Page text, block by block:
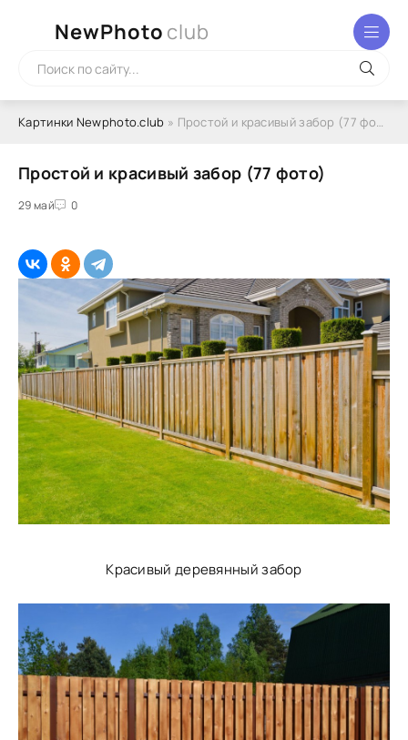
NewPhoto club
Картинки Newphoto.club » Простой и красивый забор (77 фото)
Простой и красивый забор (77 фото)
29 май 0
Красивый деревянный забор